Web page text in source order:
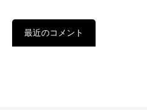
最近のコメント